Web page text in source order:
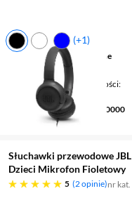
(+1)
Budowa słuchawek
nauszne
przewodowe,
Mikrofon / Regulacja głośności
Pasmo przenoszenia
20 - 20000
Słuchawki przewodowe
Dzieci Mikrofon Fioletowy
5
pięć gwiazdek 2 opinie nr